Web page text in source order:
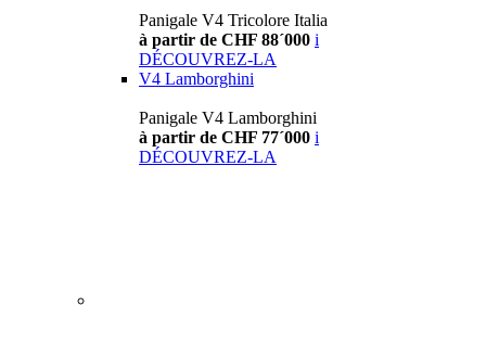
Panigale V4 Tricolore Italia
à partir de CHF 88´000 i
DÉCOUVREZ-LA
V4 Lamborghini
Panigale V4 Lamborghini
à partir de CHF 77´000 i
DÉCOUVREZ-LA